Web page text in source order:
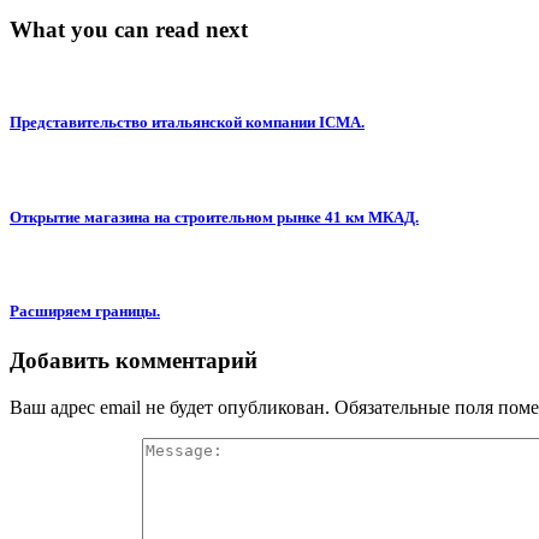
What you can read next
Представительство итальянской компании ICMA.
Открытие магазина на строительном рынке 41 км МКАД.
Расширяем границы.
Добавить комментарий
Ваш адрес email не будет опубликован. Обязательные поля